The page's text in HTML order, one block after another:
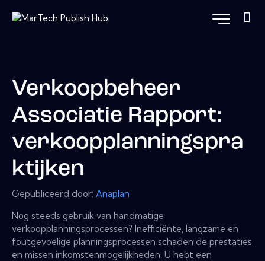
Verkoopbeheer
Associatie Rapport:
verkoopplanningspra
ktijken
Gepubliceerd door: Anaplan
Nog steeds gebruik van handmatige
verkoopplanningsprocessen? Inefficiënte, langzame en
foutgevoelige planningsprocessen schaden de prestaties
en missen inkomstenmogelijkheden. U hebt een